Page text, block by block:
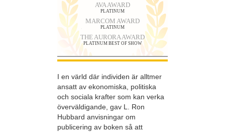
AVA AWARD
PLATINUM
MARCOM AWARD
PLATINUM
THE AURORA AWARD
PLATINUM BEST OF SHOW
I en värld där individen är alltmer
ansatt av ekonomiska, politiska
och sociala krafter som kan verka
överväldigande, gav L. Ron
Hubbard anvisningar om
publicering av boken så att